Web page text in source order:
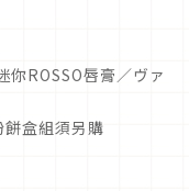
ROSSO唇膏／ヴァ
盒組須另購